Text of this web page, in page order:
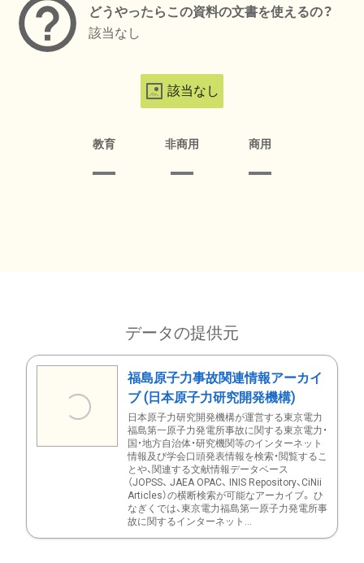
どうやったらこの資料の文書を使えるの？
該当なし
該当なし
教育 非商用 商用
データの提供元
福島原子力事故関連情報アーカイ
ブ (日本原子力研究開発機構)
日本原子力研究開発機構が運営する東京電力
福島第一原子力発電所事故に関する東京電力・
国・地方自治体・研究機関等のインターネット
情報及び学会口頭発表情報を検索・閲覧するこ
とや、関連する文献情報データベース
（JOPSS、 JAEA OPAC、 INIS Repository、CiNii
Articles）の横断検索が可能なアーカイブ。 ひ
なぎくでは、東京電力福島第一原子力発電所事
故に関するインターネット...